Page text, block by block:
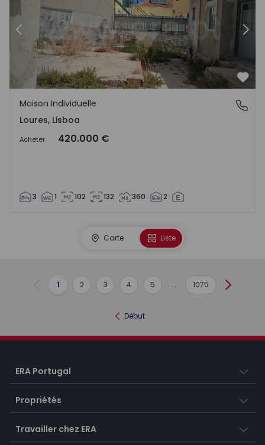
Précédent
Loures, Lisboa
Maison Individuelle
Loures, Lisboa
Acheter 420.000 €
3 1 102 132 360 2
Carte Liste
Précédent
1 2 3 4 5 ... 1075 Suivant
Début
ERA Portugal
Propriétés
Travailler chez ERA